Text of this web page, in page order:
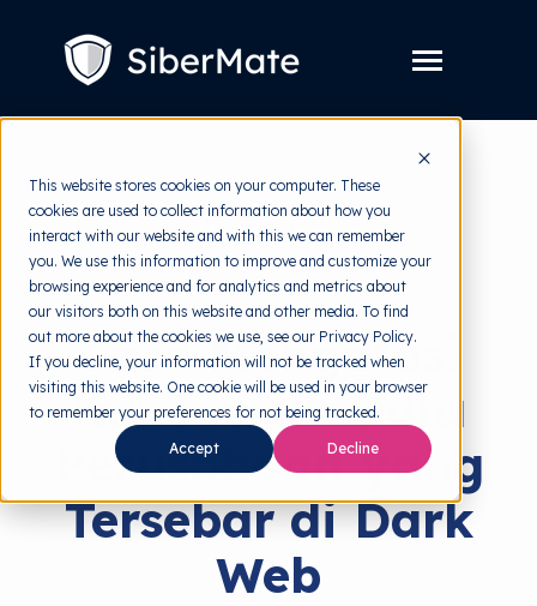
This website stores cookies on your computer. These
cookies are used to collect information about how you
interact with our website and with this we can remember
you. We use this information to improve and customize your
browsing experience and for analytics and metrics about
our visitors both on this website and other media. To find
out more about the cookies we use, see our Privacy Policy.
If you decline, your information will not be tracked when
visiting this website. One cookie will be used in your browser
to remember your preferences for not being tracked.
Accept Decline
Toggle
children
for
Layanan
Harga
Resources Toggle
children
for
Resources
Tools Gratis Toggle
children
for
Tools
Gratis
Tentang
Coba Gratis
back to HRMI
Standard
Cara Mengatasi
Kebocoran Data
Perusahaan yang
Tersebar di Dark
Web